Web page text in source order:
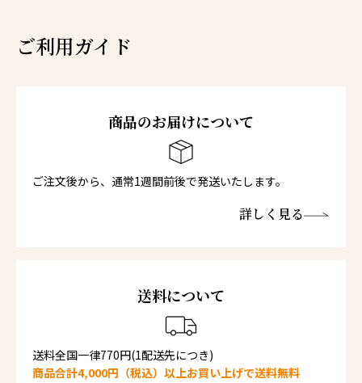
ご利用ガイド
商品のお届けについて
ご注文後から、通常1週間前後で発送いたします。
詳しく見る
送料について
送料全国一律770円(1配送先につき)
商品合計4,000円（税込）以上お買い上げで送料無料